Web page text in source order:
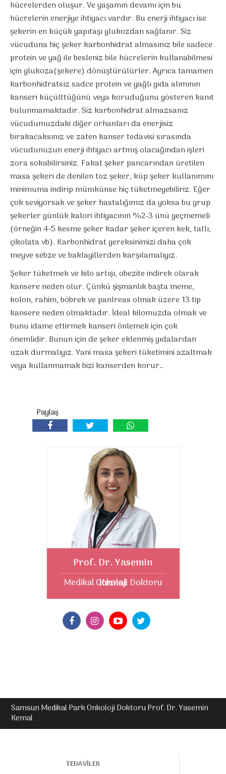
hücrelerden oluşur. Ve yaşamın devamı için bu
hücrelerin enerjiye ihtiyacı vardır. Bu enerji ihtiyacı ise
şekerin en küçük yapıtaşı glukozdan sağlanır. Siz
vücuduna hiç şeker karbonhidrat almasınız bile sadece
protein ve yağ ile besleniz bile hücrelerin kullanabilmesi
için glukoza(şekere) dönüştürülürler. Ayrıca tamamen
karbonhidratsız sadce protein ve yağlı gıda alımının
kanseri küçülttüğünü veya koruduğunu gösteren kanıt
bulunmamaktadır. Siz karbonhidrat almazsanız
vücudumuzdaki diğer orhanları da enerjisiz
bırakacaksınız ve zaten kanser tedavisi sırasında
vücudunuzun enerji ihtiyacı artmış olacağından işleri
zora sokabilirsiniz. Fakat şeker pancarından üretilen
masa şekeri de denilen toz şeker, küp şeker kullanımını
minimuma indirip mümkünse hiç tüketmeyebiliriz. Eğer
çok seviyorsak ve şeker hastalığımız da yoksa bu grup
şekerler günlük kalori ihtiyacının %2-3 ünü geçmemeli
(örneğin 4-5 kesme şeker kadar şeker içeren kek, tatlı,
çikolata vb). Karbonhidrat gereksinimizi daha çok
meyve sebze ve baklagillerden karşılamalıyız.
Şeker tüketmek ve kilo artışı, obezite indirek olarak
kansere neden olur. Çünkü şişmanlık başta meme,
kolon, rahim, böbrek ve panlreas olmak üzere 13 tip
kansere neden olmaktadır. İdeal kilomuzda olmak ve
bunu idame ettirmek kanseri önlemek için çok
önemlidir. Bunun için de şeker eklenmiş gıdalardan
uzak durmalıyız. Yani masa şekeri tüketimini azaltmak
veya kullanmamak bizi kanserden korur…
Prof. Dr. Yasemin
Kemal
Medikal Onkoloji Doktoru
Samsun Medikal Park Onkoloji Doktoru Prof. Dr. Yasemin
Kemal
TEDAVİLER